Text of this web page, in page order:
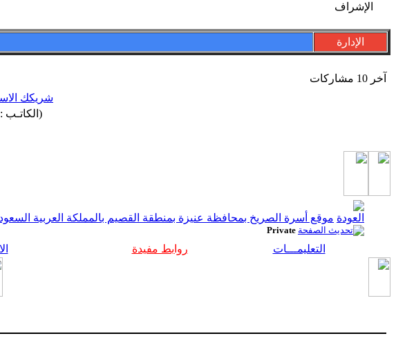
الإشراف
الإدارة
آخر 10 مشاركات
شريكك
(الكاتـب :
موقع أسرة الصريخ بمحافظة عنيزة بمنطقة القصيم بالمملكة العربية
Private
التعليمـــات
روابط مفيدة